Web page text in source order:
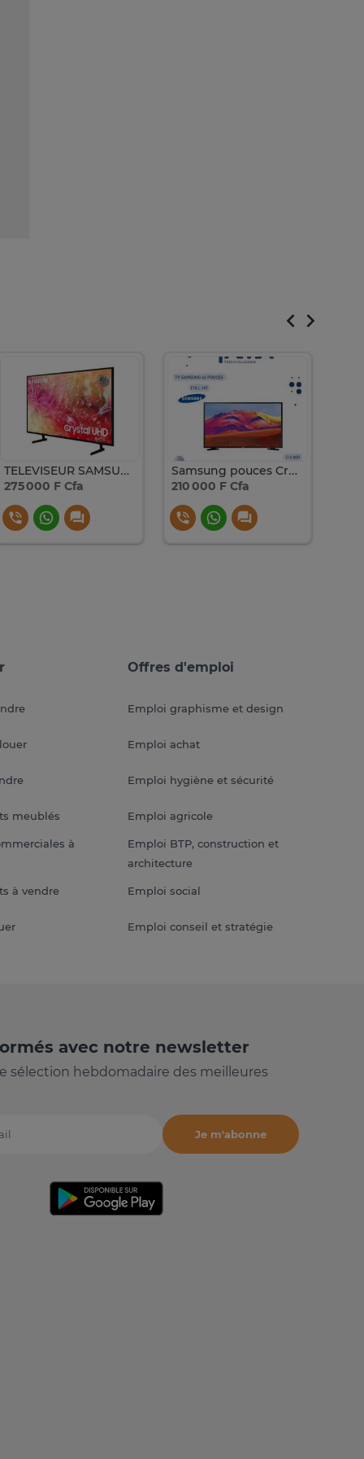
TELEVISEUR SAMSUNG 55 POUCES SMART UHD 4K DU7000UXZN
275 000 F Cfa
Samsung pouces Crystal UHD Smart TV 4K
210 000 F Cfa
meublés
à
à vendre
Offres d'emploi
Emploi graphisme et design
Emploi achat
Emploi hygiène et sécurité
Emploi agricole
Emploi BTP, construction et
architecture
Emploi social
Emploi conseil et stratégie
avec notre newsletter
sélection hebdomadaire des meilleures
Je m'abonne